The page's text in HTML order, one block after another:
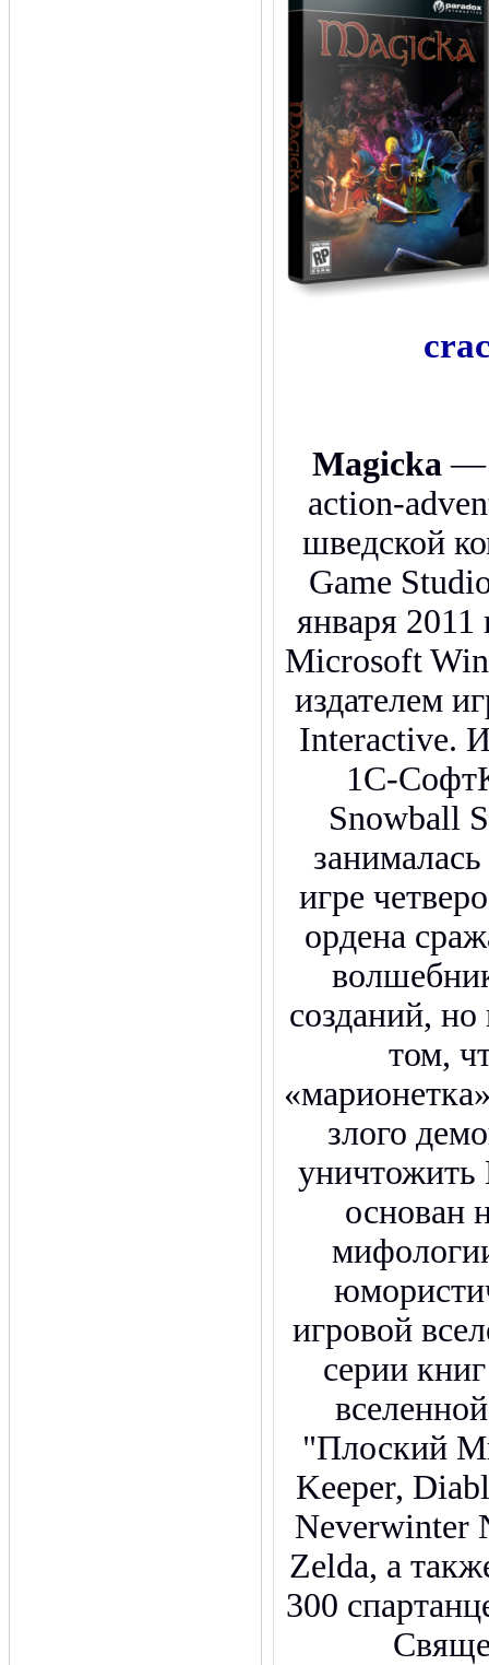
Magicka—
action-
шведской
Game
января
Microsoft
издателем
Interactive.
1С-
Snowball
игре
ордена
созданий,
том,
злого
основан
игровой
серии
"Плоский
Keeper,
Neverwinter
Zelda, а
300